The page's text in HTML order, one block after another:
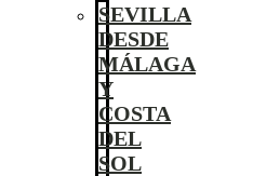
SEVILLA
DESDE
MÁLAGA
Y
COSTA
DEL
SOL